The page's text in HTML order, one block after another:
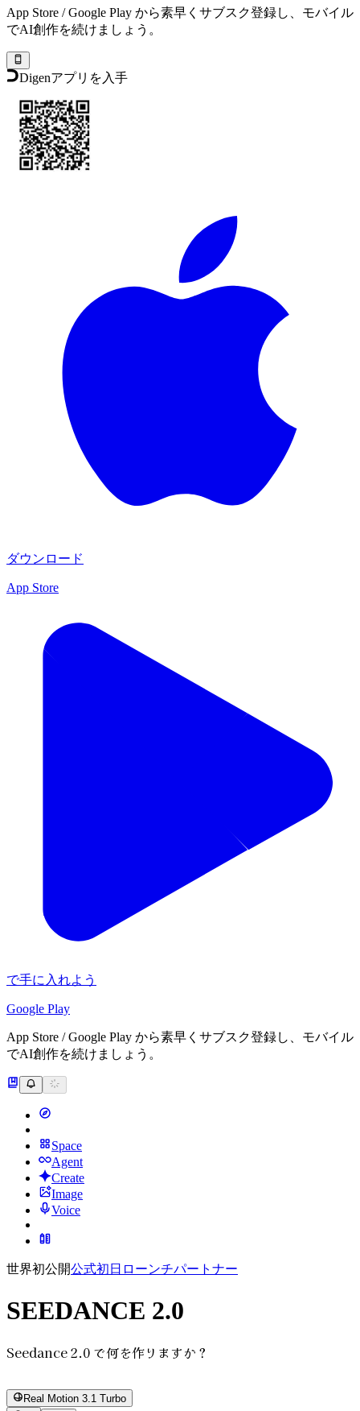
App Store / Google Play から素早くサブスク登録し、モバイル
でAI創作を続けましょう。
Digenアプリを入手
ダウンロード
App Store
で手に入れよう
Google Play
App Store / Google Play から素早くサブスク登録し、モバイル
でAI創作を続けましょう。
Space
Agent
Create
Image
Voice
世界初公開公式初日 ローンチパートナー
SEEDANCE 2.0
Seedance 2.0 で何を作りますか？
Real Motion 3.1 Turbo